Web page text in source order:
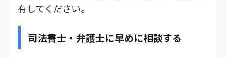
有してください。
司法書士・弁護士に早めに相談する